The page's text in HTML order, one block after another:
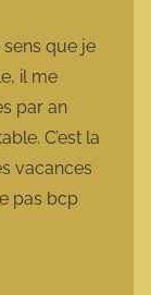
sens que je
il me
par an
C’est la
vacances
pas bcp